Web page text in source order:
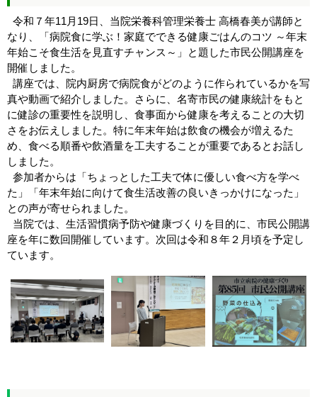
令和７年11月19日、当院栄養科管理栄養士 高橋春美が講師と
なり、「病院食に学ぶ！家庭でできる健康ごはんのコツ ～年末
年始こそ食生活を見直すチャンス～」と題した市民公開講座を
開催しました。
講座では、院内厨房で病院食がどのように作られているかを写
真や動画で紹介しました。さらに、名寄市民の健康統計をもと
に健診の重要性を説明し、食事面から健康を考えることの大切
さをお伝えしました。特に年末年始は飲食の機会が増えるた
め、食べる順番や飲酒量を工夫することが重要であるとお話し
しました。
参加者からは「ちょっとした工夫で体に優しい食べ方を学べ
た」「年末年始に向けて食生活改善の良いきっかけになった」
との声が寄せられました。
当院では、生活習慣病予防や健康づくりを目的に、市民公開講
座を年に数回開催しています。次回は令和８年２月頃を予定し
ています。